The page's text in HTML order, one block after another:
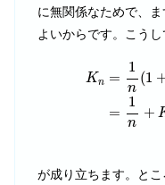
に無関係なためで、
よいからです。こうし
Kn =
1
n
(1
=
1
n
+
(1
が成り立ちます。と